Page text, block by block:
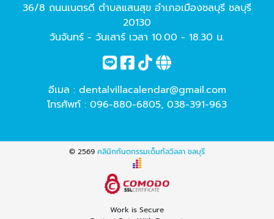
36/8 ถนนเนตรดี ตำบลแสนสุข อำเภอเมืองชลบุรี ชลบุรี
20130
วันจันทร์ - วันเสาร์ เวลา 10.00 - 18.30 น.
อีเมล : dentalvillacalendar@gmail.com
โทรศัพท์ : 096-880-6805, 038-391-963
© 2569 คลินิกทันตกรรมเด็นทัลวิลลา ชลบุรี
Work is Secure